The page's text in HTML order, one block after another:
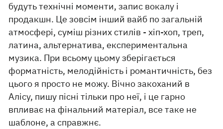
будуть технічні моменти, запис вокалу і
продакшн. Це зовсім інший вайб по загальній
атмосфері, суміш різних стилів - хіп-хоп, треп,
латина, альтернатива, експериментальна
музика. При всьому цьому зберігається
форматність, мелодійність і романтичність, без
цього я просто не можу. Вічно закоханий в
Алісу, пишу пісні тільки про неї, і це гарно
впливає на фінальний матеріал, все таке не
шаблоне, а справжнє.